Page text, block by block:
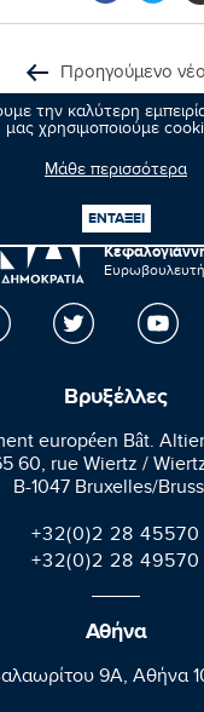
την καλύτερη
μας χρησιμοποιούμε
Μάθε περισσότερα
ΕΝΤΑΞΕΙ
Προηγούμενο νέο
Επόμενο νέο
Μανώλης
Βρυξέλλες
européen Bât.
60, rue Wiertz /
B-1047 Bruxelles/
+32(0)2 28 45570
+32(0)2 28 49570
Αθήνα
9A, Aθήνα